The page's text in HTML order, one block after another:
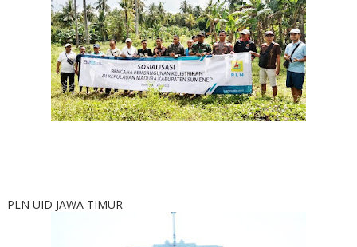
PLN UID JAWA TIMUR